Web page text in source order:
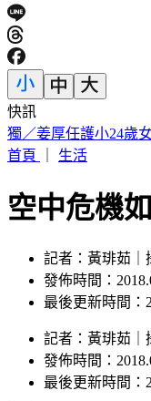
快訊
獨／姜厚任護小24歲
首頁
生活
空中危機
記者：黃琲茹｜
發佈時間：
最後更新時間：
記者 ： 黃琲茹
發佈時間：
最後更新時間：